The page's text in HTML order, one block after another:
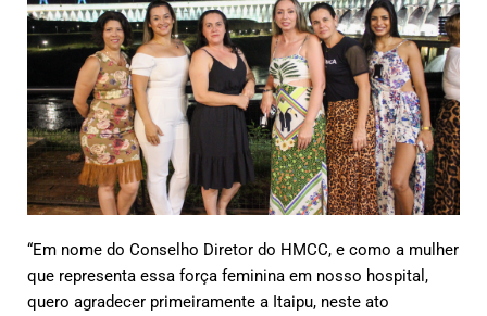
“Em nome do Conselho Diretor do HMCC, e como a mulher
que representa essa força feminina em nosso hospital,
quero agradecer primeiramente a Itaipu, neste ato